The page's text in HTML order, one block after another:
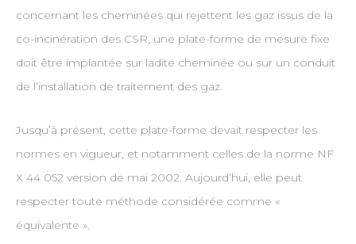
concernant les cheminées qui rejettent les gaz issus de la
co-incinération des CSR, une plate-forme de mesure fixe
doit être implantée sur ladite cheminée ou sur un conduit
de l’installation de traitement des gaz.
Jusqu’à présent, cette plate-forme devait respecter les
normes en vigueur, et notamment celles de la norme NF
X 44 052 version de mai 2002. Aujourd’hui, elle peut
respecter toute méthode considérée comme «
équivalente ».